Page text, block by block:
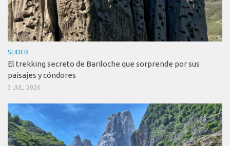
SLIDER
El trekking secreto de Bariloche que sorprende por sus
paisajes y cóndores
3 JUL, 2026